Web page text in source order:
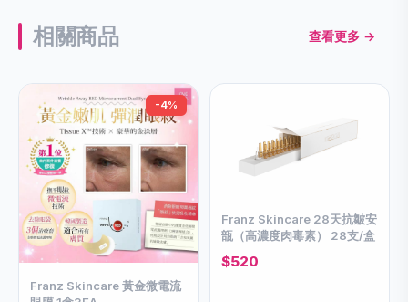
相關商品 查看更多 →
-4%
Franz Skincare 黃金微電流
Franz Skincare 28天抗皺安
瓿（高濃度肉毒素） 28支/盒
$520